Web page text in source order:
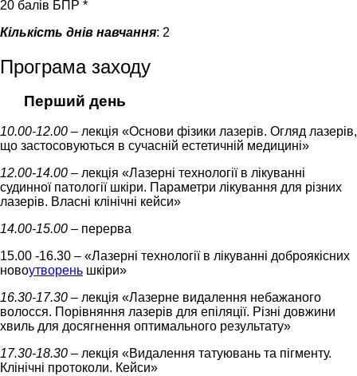
20 балів БПР *
Кількість днів навчання: 2
Програма заходу
Перший день
10.00-12.00 – лекція «Основи фізики лазерів. Огляд лазерів,
що застосовуються в сучасній естетичній медицині»
12.00-14.00 – лекція «Лазерні технології в лікуванні
судинної патології шкіри. Параметри лікування для різних
лазерів. Власні клінічні кейси»
14.00-15.00 – перерва
15.00 -16.30 – «Лазерні технології в лікуванні доброякісних
новоутворень шкіри»
16.30-17.30 – лекція «Лазерне видалення небажаного
волосся. Порівняння лазерів для епіляції. Різні довжини
хвиль для досягнення оптимального результату»
17.30-18.30 – лекція «Видалення татуювань та пігменту.
Клінічні протоколи. Кейси»